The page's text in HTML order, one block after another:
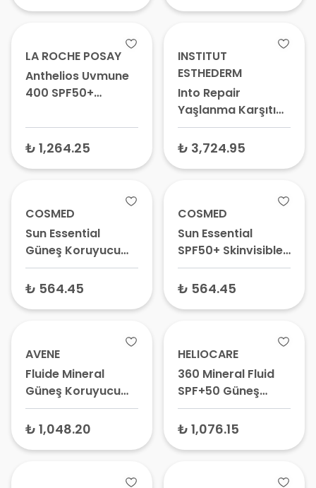
LA ROCHE POSAY
Anthelios Uvmune
400 SPF50+
150 ml – Yüz ve
Vücut Güneş
₺ 1,264.25
INSTITUT
ESTHEDERM
Into Repair
Yaşlanma Karşıtı
Güneş Kremi 50 ml
₺ 3,724.95
COSMED
Sun Essential
Güneş Koruyucu
Sun Stick SPF50+
20 gr – Pratik
₺ 564.45
COSMED
Sun Essential
SPF50+ Skinvisible
CC Krem 30 ml
₺ 564.45
AVENE
Fluide Mineral
Güneş Koruyucu
Krem SPF50+ Renkli
40 ml – Güneş
₺ 1,048.20
HELIOCARE
360 Mineral Fluid
SPF+50 Güneş
Koruyucu Krem 50
ml
₺ 1,076.15